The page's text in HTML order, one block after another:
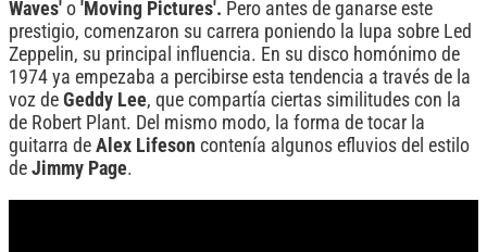
Waves' o 'Moving Pictures'. Pero antes de ganarse este
prestigio, comenzaron su carrera poniendo la lupa sobre Led
Zeppelin, su principal influencia. En su disco homónimo de
1974 ya empezaba a percibirse esta tendencia a través de la
voz de Geddy Lee, que compartía ciertas similitudes con la
de Robert Plant. Del mismo modo, la forma de tocar la
guitarra de Alex Lifeson contenía algunos efluvios del estilo
de Jimmy Page.